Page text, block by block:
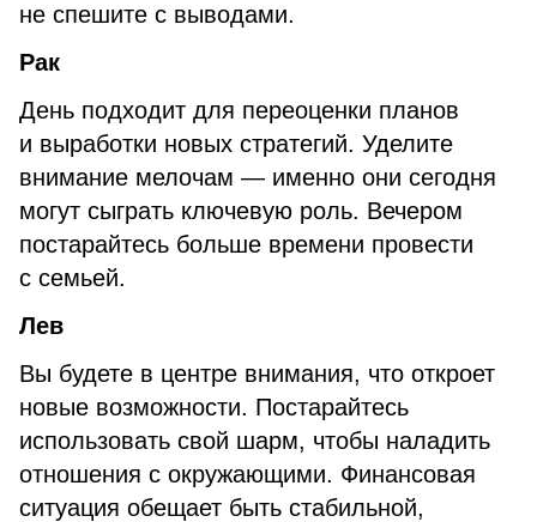
не спешите с выводами.
Рак
День подходит для переоценки планов
и выработки новых стратегий. Уделите
внимание мелочам — именно они сегодня
могут сыграть ключевую роль. Вечером
постарайтесь больше времени провести
с семьей.
Лев
Вы будете в центре внимания, что откроет
новые возможности. Постарайтесь
использовать свой шарм, чтобы наладить
отношения с окружающими. Финансовая
ситуация обещает быть стабильной,